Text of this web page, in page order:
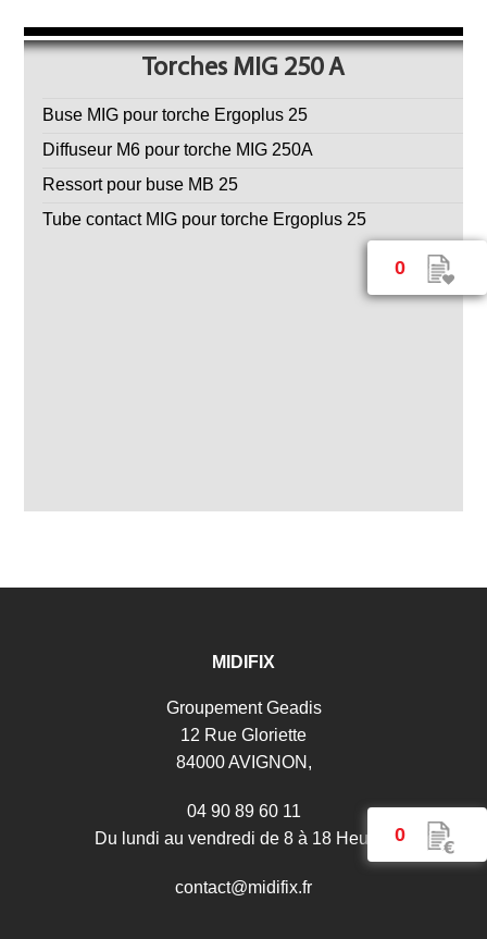
0
0
Torches MIG 250 A
Buse MIG pour torche Ergoplus 25
Diffuseur M6 pour torche MIG 250A
Ressort pour buse MB 25
Tube contact MIG pour torche Ergoplus 25
MIDIFIX
Groupement Geadis
12 Rue Gloriette
84000 AVIGNON,
04 90 89 60 11
Du lundi au vendredi de 8 à 18 Heures
contact@midifix.fr